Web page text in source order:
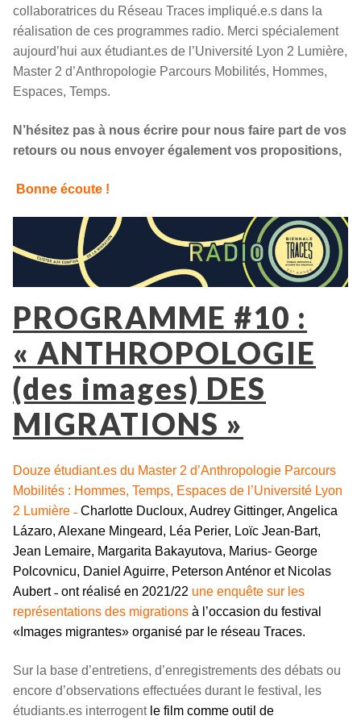
collaboratrices du Réseau Traces impliqué.e.s dans la
réalisation de ces programmes radio. Merci spécialement
aujourd’hui aux étudiant.es de l’Université Lyon 2 Lumière,
Master 2 d’Anthropologie Parcours Mobilités, Hommes,
Espaces, Temps.
N’hésitez pas à nous écrire pour nous faire part de vos
retours ou nous envoyer également vos propositions,
Bonne écoute !
PROGRAMME #10 :
« ANTHROPOLOGIE
(des images) DES
MIGRATIONS »
Douze étudiant.es du Master 2 d’Anthropologie Parcours
Mobilités : Hommes, Temps, Espaces de l’Université Lyon
2 Lumière ˗Charlotte Ducloux, Audrey Gittinger, Angelica
Lázaro, Alexane Mingeard, Léa Perier, Loïc Jean-Bart,
Jean Lemaire, Margarita Bakayutova, Marius- George
Polcovnicu, Daniel Aguirre, Peterson Anténor et Nicolas
Aubert ˗ ont réalisé en 2021/22 une enquête sur les
représentations des migrations à l’occasion du festival
«Images migrantes» organisé par le réseau Traces.
Sur la base d’entretiens, d’enregistrements des débats ou
encore d’observations effectuées durant le festival, les
étudiants.es interrogentle film comme outil de